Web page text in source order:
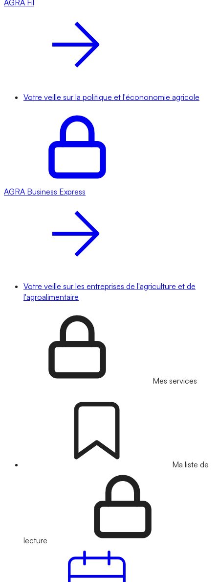
AGRA Fil
Votre veille sur la politique et l'écononomie agricole
AGRA Business Express
Votre veille sur les entreprises de l'agriculture et de
l'agroalimentaire
Mes services
Ma liste de
lecture